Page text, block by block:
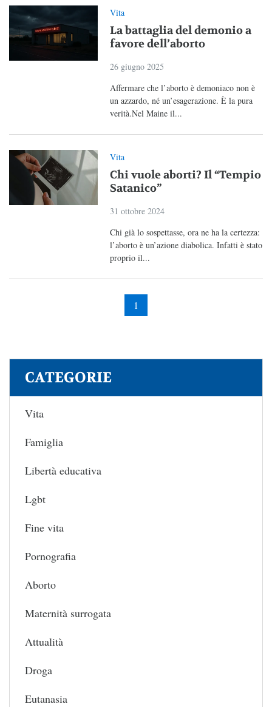
Vita
La battaglia del demonio a
favore dell’aborto
26 giugno 2025
Affermare che l’aborto è demoniaco non è
un azzardo, né un’esagerazione. È la pura
verità.Nel Maine il...
Vita
Chi vuole aborti? Il “Tempio
Satanico”
31 ottobre 2024
Chi già lo sospettasse, ora ne ha la certezza:
l’aborto è un’azione diabolica. Infatti è stato
proprio il...
1
CATEGORIE
Vita
Famiglia
Libertà educativa
Lgbt
Fine vita
Pornografia
Aborto
Maternità surrogata
Attualità
Droga
Eutanasia